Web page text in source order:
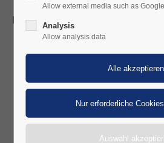
PIAM-Suite (OCMS)
Wie bewältigt
Organisation
komplexe
von
Allow external media such as
Analysis
Allow analysis data